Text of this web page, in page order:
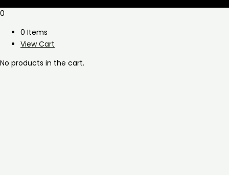
0
0 Items
View Cart
No products in the cart.